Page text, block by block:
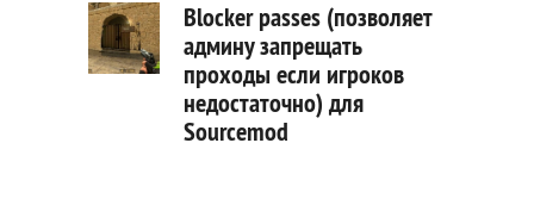
Blocker passes (позволяет
админу запрещать
проходы если игроков
недостаточно) для
Sourcemod